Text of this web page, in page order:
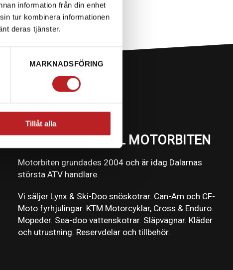
information från din enhet
tur kombinera informationen
deras tjänster.
MARKNADSFÖRING
Tillåt alla
VÄLKOMMEN TILL MOTORBITEN
Motorbiten grundades 2004 och är idag Dalarnas
största ATV handlare.
Vi säljer Lynx & Ski-Doo snöskotrar. Can-Am och CF-
Moto fyrhjulingar. KTM Motorcyklar, Cross & Enduro.
Mopeder. Sea-doo vattenskotrar. Släpvagnar. Kläder
och utrustning. Reservdelar och tillbehör.